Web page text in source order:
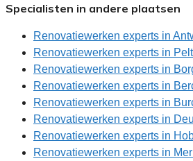
Specialisten in andere plaatsen
Renovatiewerken experts in
Renovatiewerken experts in Pelt
Renovatiewerken experts in
Renovatiewerken experts in
Renovatiewerken experts in
Renovatiewerken experts in
Renovatiewerken experts in
Renovatiewerken experts in